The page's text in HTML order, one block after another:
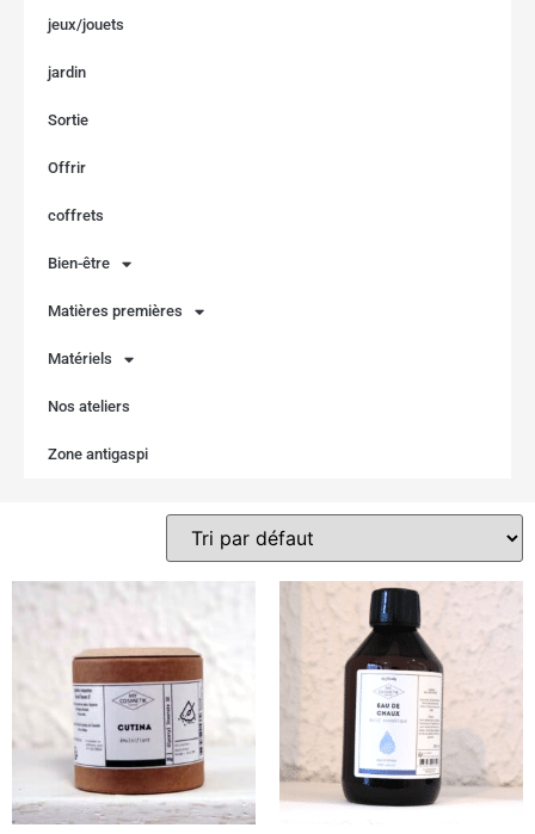
jeux/jouets
jardin
Sortie
Offrir
coffrets
Bien-être
Matières premières
Matériels
Nos ateliers
Zone antigaspi